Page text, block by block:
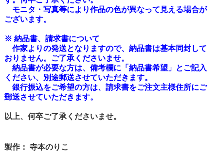
モニタ・写真等により作品の色が異なって見える場合が
ございます。
※ 納品書、請求書について
作家よりの発送となりますので、納品書は基本同封して
おりません。ご了承くださいませ。
納品書が必要な方は、備考欄に 「納品書希望」 とご記入
ください、別途郵送させていただきます。
銀行振込をご希望の方は、請求書をご注文主様住所にご
郵送させていただきます。
以上、何卒ご了承くださいませ。
製作： 寺本のりこ